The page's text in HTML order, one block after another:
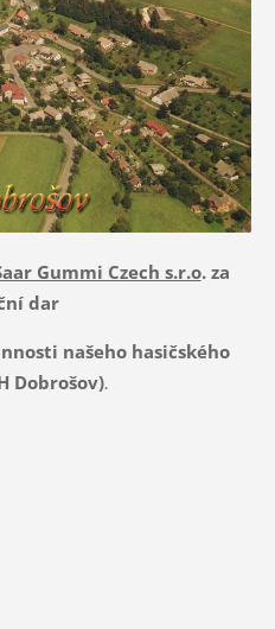
Gummi Czech s.r.o. za
dar
našeho hasičského
Dobrošov).